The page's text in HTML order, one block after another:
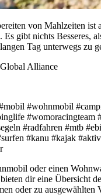
von Mahlzeiten ist
gibt nichts Besseres,
Tag unterwegs zu
Alliance
#wohnmobil
#womoracingteam
#radfahren #mtb
#kanu #kajak
oder einen
dir eine Übersicht
oder zu ausgewählten